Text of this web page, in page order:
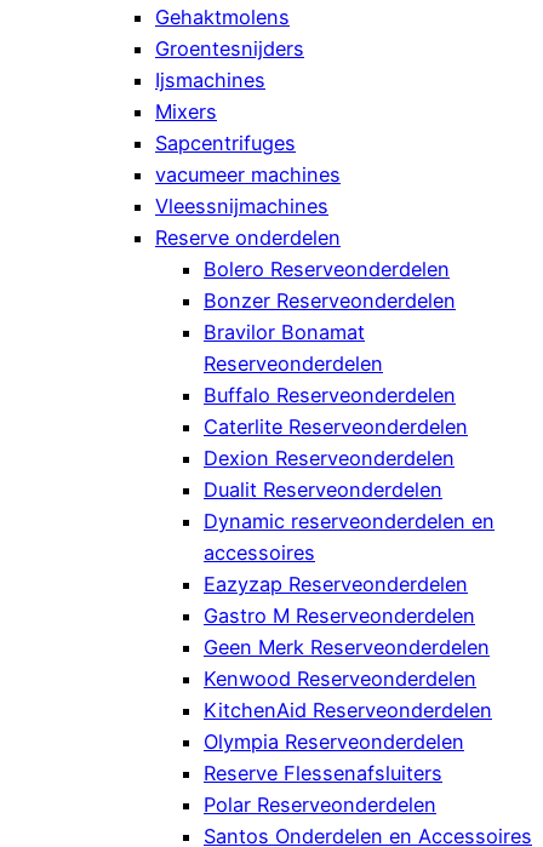
Gehaktmolens
Groentesnijders
Ijsmachines
Mixers
Sapcentrifuges
vacumeer machines
Vleessnijmachines
Reserve onderdelen
Bolero Reserveonderdelen
Bonzer Reserveonderdelen
Bravilor Bonamat
Reserveonderdelen
Buffalo Reserveonderdelen
Caterlite Reserveonderdelen
Dexion Reserveonderdelen
Dualit Reserveonderdelen
Dynamic reserveonderdelen en
accessoires
Eazyzap Reserveonderdelen
Gastro M Reserveonderdelen
Geen Merk Reserveonderdelen
Kenwood Reserveonderdelen
KitchenAid Reserveonderdelen
Olympia Reserveonderdelen
Reserve Flessenafsluiters
Polar Reserveonderdelen
Santos Onderdelen en Accessoires